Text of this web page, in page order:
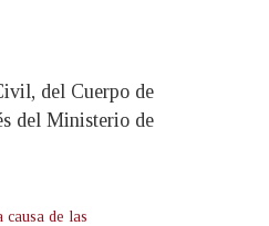
del Cuerpo de
del Ministerio de
de las